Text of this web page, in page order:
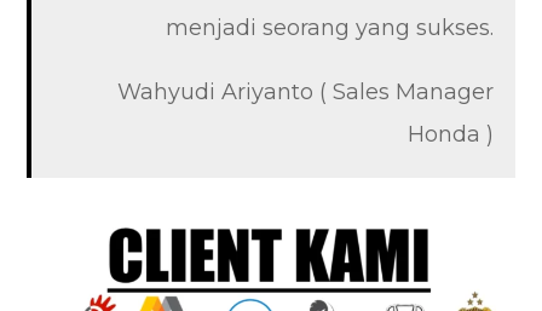
menjadi seorang yang sukses.
Wahyudi Ariyanto ( Sales Manager
Honda )